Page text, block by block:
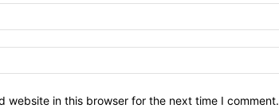
website in this browser for the next time I comment.